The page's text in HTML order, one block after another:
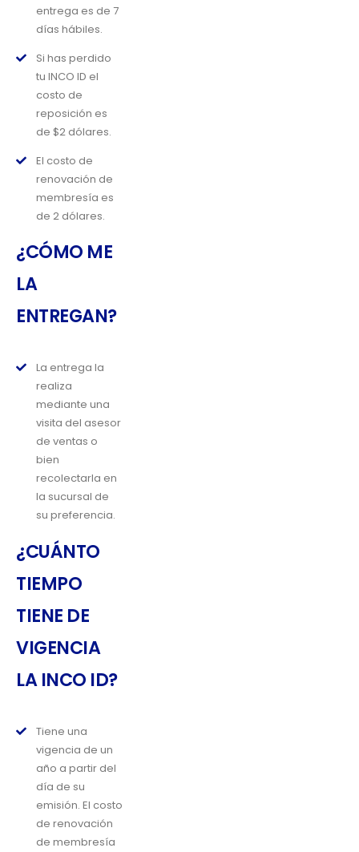
entrega es de 7
días hábiles.
Si has perdido
tu INCO ID el
costo de
reposición es
de $2 dólares.
El costo de
renovación de
membresía es
de 2 dólares.
¿CÓMO ME
LA
ENTREGAN?
La entrega la
realiza
mediante una
visita del asesor
de ventas o
bien
recolectarla en
la sucursal de
su preferencia.
¿CUÁNTO
TIEMPO
TIENE DE
VIGENCIA
LA INCO ID?
Tiene una
vigencia de un
año a partir del
día de su
emisión. El costo
de renovación
de membresía